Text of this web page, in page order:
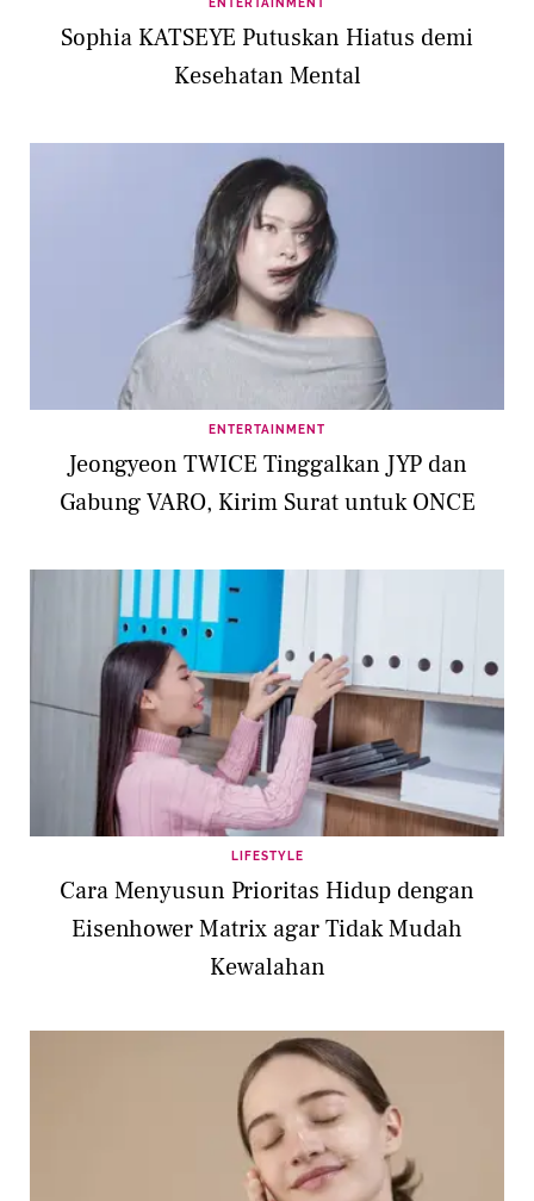
ENTERTAINMENT
Sophia KATSEYE Putuskan Hiatus demi
Kesehatan Mental
ENTERTAINMENT
Jeongyeon TWICE Tinggalkan JYP dan
Gabung VARO, Kirim Surat untuk ONCE
LIFESTYLE
Cara Menyusun Prioritas Hidup dengan
Eisenhower Matrix agar Tidak Mudah
Kewalahan